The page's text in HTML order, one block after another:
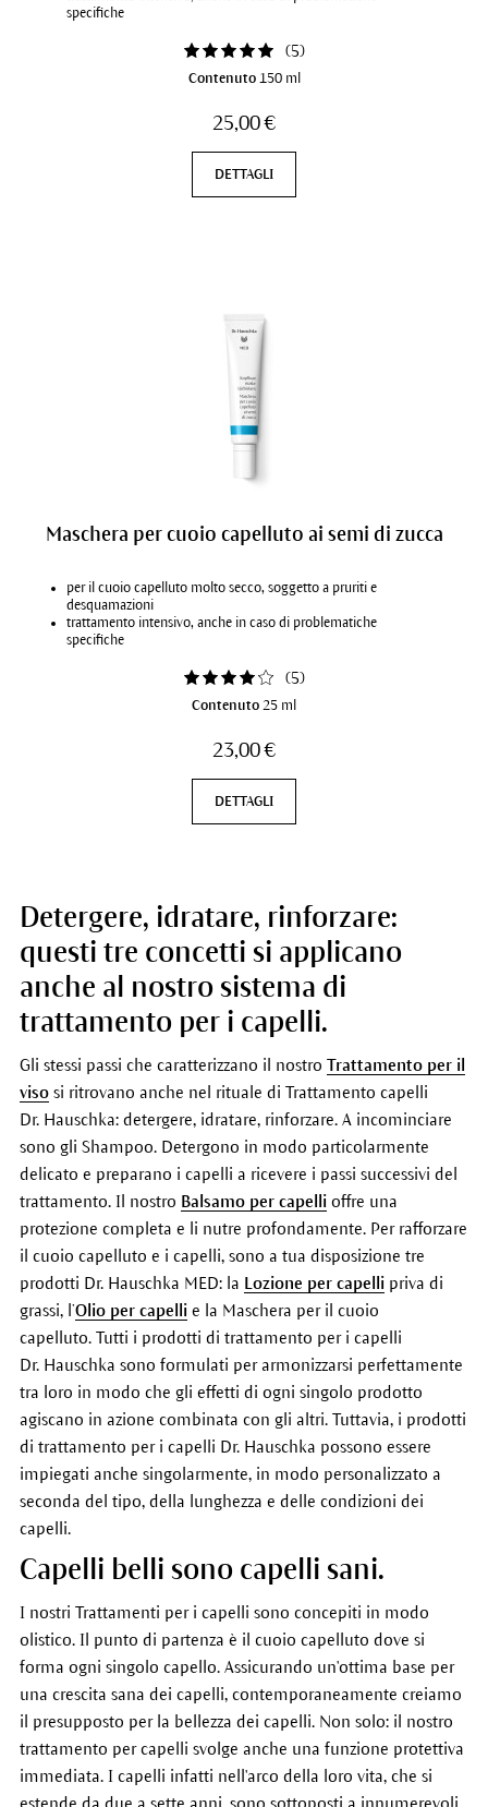
specifiche
attenua velocemente il prurito
(5)
Contenuto 150 ml
25,00 €
DETTAGLI
Maschera per cuoio capelluto ai semi di zucca
per il cuoio capelluto molto secco, soggetto a pruriti e
desquamazioni
trattamento intensivo, anche in caso di problematiche
specifiche
lenisce il cuoio capelluto a lungo
(5)
Contenuto 25 ml
23,00 €
DETTAGLI
Detergere, idratare, rinforzare:
questi tre concetti si applicano
anche al nostro sistema di
trattamento per i capelli.
Gli stessi passi che caratterizzano il nostro Trattamento per il
visosi ritrovano anche nel rituale di Trattamento capelli
Dr. Hauschka: detergere, idratare, rinforzare. A incominciare
sono gli Shampoo. Detergono in modo particolarmente
delicato e preparano i capelli a ricevere i passi successivi del
trattamento. Il nostro Balsamo per capellioffre una
protezione completa e li nutre profondamente. Per rafforzare
il cuoio capelluto e i capelli, sono a tua disposizione tre
prodotti Dr. Hauschka MED: la Lozione per capellipriva di
grassi, l’Olio per capellie la Maschera per il cuoio
capelluto. Tutti i prodotti di trattamento per i capelli
Dr. Hauschka sono formulati per armonizzarsi perfettamente
tra loro in modo che gli effetti di ogni singolo prodotto
agiscano in azione combinata con gli altri. Tuttavia, i prodotti
di trattamento per i capelli Dr. Hauschka possono essere
impiegati anche singolarmente, in modo personalizzato a
seconda del tipo, della lunghezza e delle condizioni dei
capelli.
Capelli belli sono capelli sani.
I nostri Trattamenti per i capelli sono concepiti in modo
olistico. Il punto di partenza è il cuoio capelluto dove si
forma ogni singolo capello. Assicurando un'ottima base per
una crescita sana dei capelli, contemporaneamente creiamo
il presupposto per la bellezza dei capelli. Non solo: il nostro
trattamento per capelli svolge anche una funzione protettiva
immediata. I capelli infatti nell'arco della loro vita, che si
estende da due a sette anni, sono sottoposti a innumerevoli